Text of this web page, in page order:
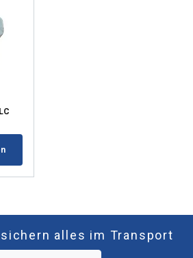
alles im Transport